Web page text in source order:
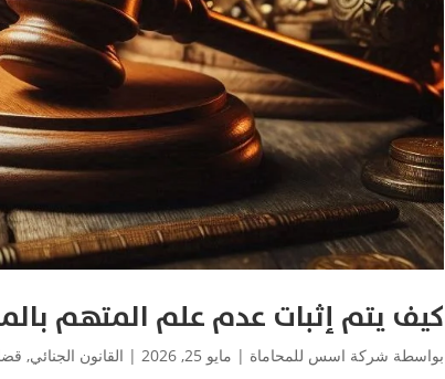
كيف يتم إثبات عدم علم المتهم
بواسطة شركة اسس للمحاماة | مايو 25, 2026 | القانون الجنائي,